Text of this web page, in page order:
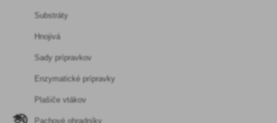
Substráty
Hnojivá
Sady prípravkov
Enzymatické prípravky
Plašiče vtákov
Pachové ohradníky